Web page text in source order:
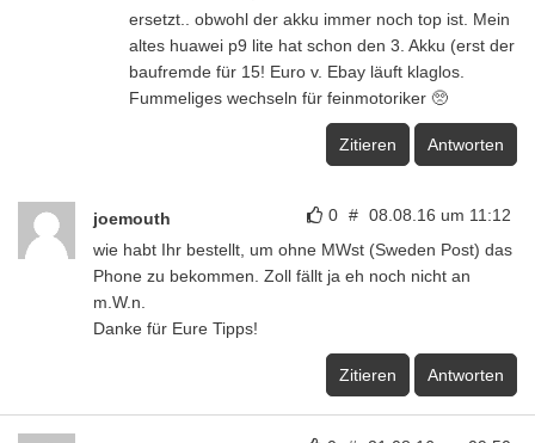
ersetzt.. obwohl der akku immer noch top ist. Mein
altes huawei p9 lite hat schon den 3. Akku (erst der
baufremde für 15! Euro v. Ebay läuft klaglos.
Fummeliges wechseln für feinmotoriker 🥺
Zitieren Antworten
0 # 08.08.16 um 11:12
joemouth
wie habt Ihr bestellt, um ohne MWst (Sweden Post) das
Phone zu bekommen. Zoll fällt ja eh noch nicht an
m.W.n.
Danke für Eure Tipps!
Zitieren Antworten